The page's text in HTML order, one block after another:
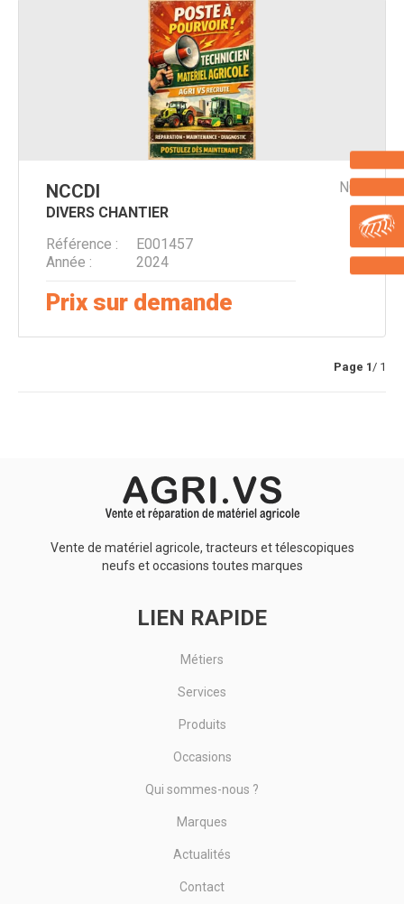
DIVERS CHANTIER
NCCDI NC
Référence
E001457
Année
2024
Prix sur demande
Page 1/ 1
Vente de matériel agricole, tracteurs et télescopiques
neufs et occasions toutes marques
LIEN RAPIDE
Métiers
Services
Produits
Occasions
Qui sommes-nous ?
Marques
Actualités
Contact